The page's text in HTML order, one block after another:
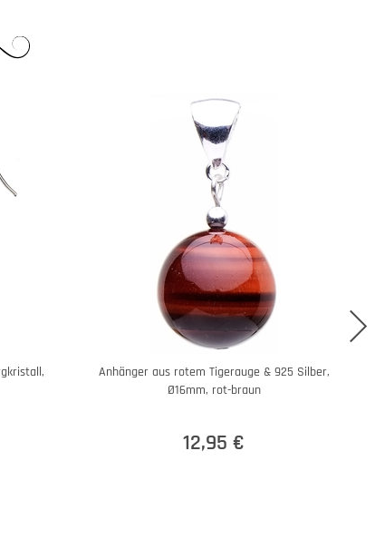
Anhänger aus rotem Tigerauge & 925 Silber,
Ø16mm, rot-braun
12,95 €